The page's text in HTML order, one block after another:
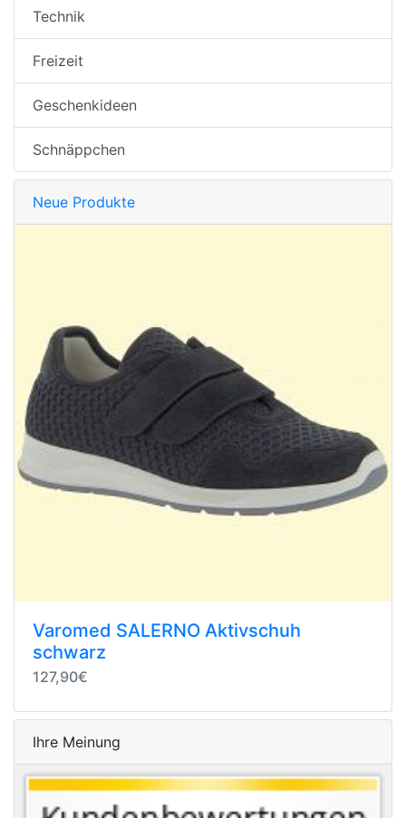
Technik
Freizeit
Geschenkideen
Schnäppchen
Neue Produkte
Varomed SALERNO Aktivschuh
schwarz
127,90€
Ihre Meinung